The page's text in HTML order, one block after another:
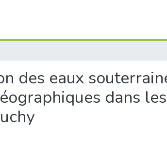
des eaux
dans